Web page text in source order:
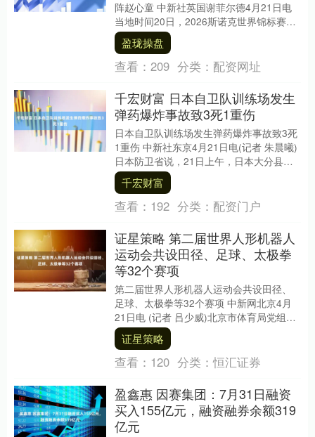
阵赵心童 中新社英国谢菲尔德4月21日电
当地时间20日，2026斯诺克世界锦标赛在
英国谢菲尔德继续进行首轮较量，中国
选....
盈珑操盘
查看： 209 分类： 配资网址
千宏财富 日本自卫队训练场发生
弹药爆炸事故致3死1重伤
日本自卫队训练场发生弹药爆炸事故致3死
1重伤 中新社东京4月21日电(记者 朱晨曦)
日本防卫省说，21日上午，日本大分县陆
上自卫队“日出生台演习场”在训练过程中....
千宏财富
查看： 192 分类： 配资门户
证星策略 第二届世界人形机器人
运动会共设田径、足球、太极拳
等32个赛项
第二届世界人形机器人运动会共设田径、
足球、太极拳等32个赛项 中新网北京4月
21日电 (记者 吕少威)北京市体育局党组书
记、局长于庆丰21日在第二届世界人形机
器....
证星策略
查看： 120 分类：恒汇证券
盈鑫惠 因赛集团：7月31日融资
买入155亿元，融资融券余额319
亿元